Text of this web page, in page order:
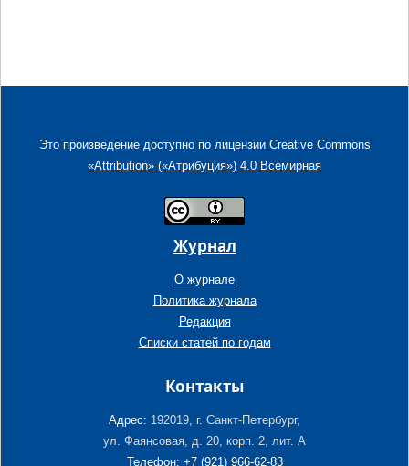
Это произведение доступно по лицензии Creative Commons
«Attribution» («Атрибуция») 4.0 Всемирная
Журнал
О журнале
Политика журнала
Редакция
Списки статей по годам
Контакты
Адрес: 192019, г. Санкт-Петербург,
ул. Фаянсовая, д. 20, корп. 2, лит. А
Телефон: +7 (921) 966-62-83